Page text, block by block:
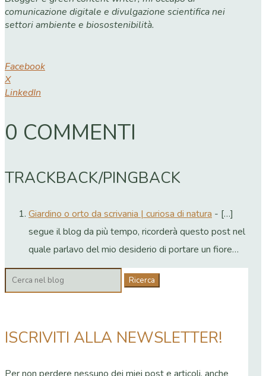
comunicazione digitale e divulgazione scientifica nei
settori ambiente e biosostenibilità.
Facebook
X
LinkedIn
0 COMMENTI
TRACKBACK/PINGBACK
Giardino o orto da scrivania | curiosa di natura - […]
segue il blog da più tempo, ricorderà questo post nel
quale parlavo del mio desiderio di portare un fiore…
Cerca:
ISCRIVITI ALLA NEWSLETTER!
Per non perdere nessuno dei miei post e articoli, anche